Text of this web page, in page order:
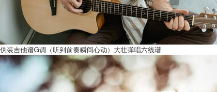
伪装吉他谱G调（听到前奏瞬间心动）大壮弹唱六线谱